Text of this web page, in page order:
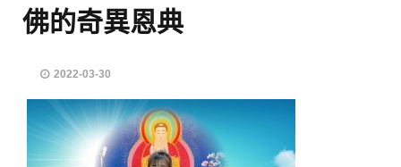
佛的奇異恩典
2022-03-30